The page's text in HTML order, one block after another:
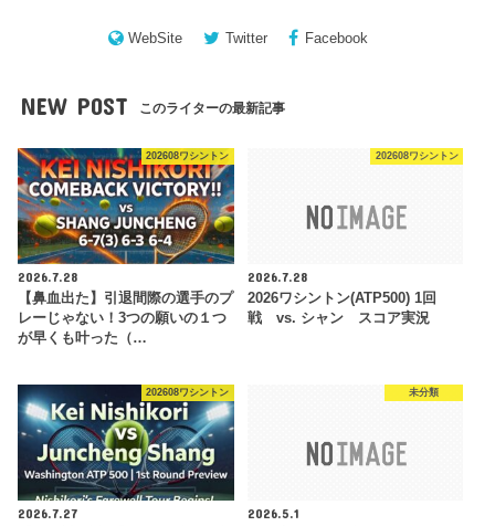
WebSite Twitter Facebook
NEW POST このライターの最新記事
202608ワシントン
2026.7.28
【鼻血出た】引退間際の選手のプ
レーじゃない！3つの願いの１つ
が早くも叶った（…
202608ワシントン
2026.7.28
2026ワシントン(ATP500) 1回
戦 vs. シャン スコア実況
202608ワシントン
2026.7.27
未分類
2026.5.1